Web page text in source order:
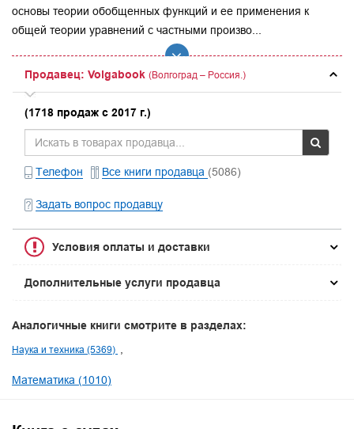
основы теории обобщенных функций и ее применения к
общей теории уравнений с частными произво...
Продавец: Volgabook (Волгоград – Россия.)
(1718 продаж с 2017 г.)
Телефон Все книги продавца (5086)
Задать вопрос продавцу
Условия оплаты и доставки
Дополнительные услуги продавца
Аналогичные книги смотрите в разделах:
Наука и техника (5369)
Математика (1010)